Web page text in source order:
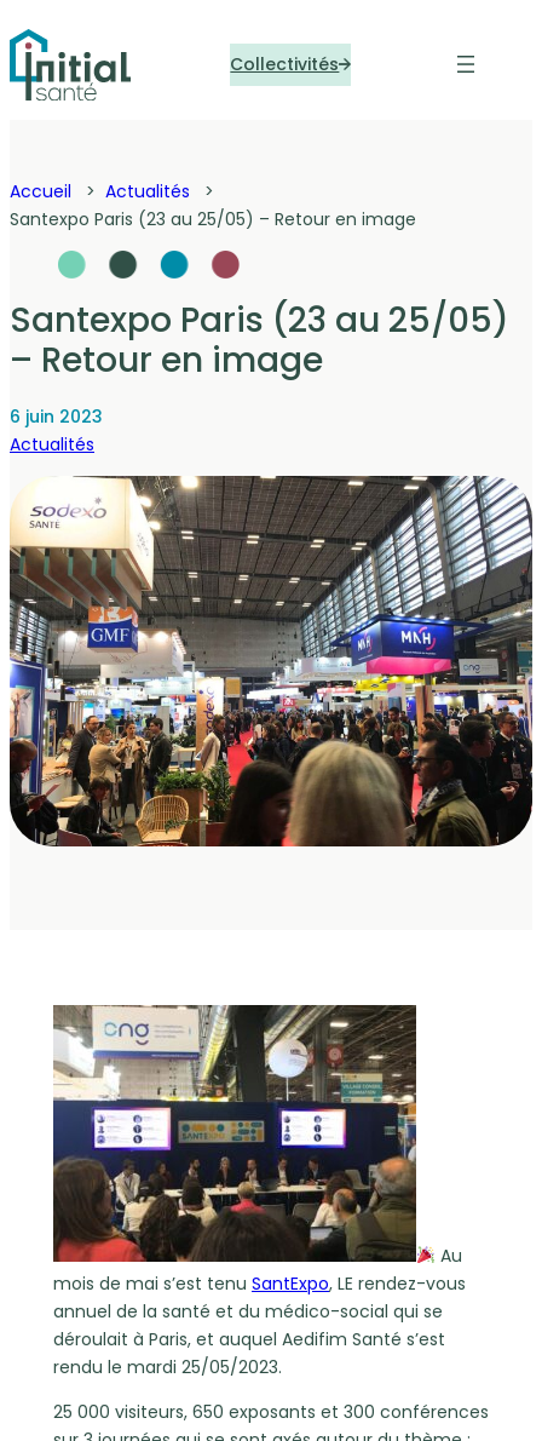
Collectivités
Accueil
Actualités
Santexpo Paris (23 au 25/05) – Retour en image
Santexpo Paris (23 au 25/05)
– Retour en image
6 juin 2023
Actualités
Au
mois de mai s’est tenu SantExpo, LE rendez-vous
annuel de la santé et du médico-social qui se
déroulait à Paris, et auquel Aedifim Santé s’est
rendu le mardi 25/05/2023.
25 000 visiteurs, 650 exposants et 300 conférences